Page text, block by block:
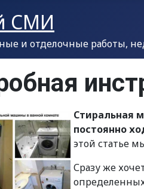
СМИ
и отделочные работы,
Стиральная
постоянно
этой статье
Сразу же